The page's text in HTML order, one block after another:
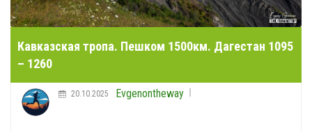
Кавказская тропа. Пешком 1500км. Дагестан 1095
– 1260
Evgenontheway
20.10.2025